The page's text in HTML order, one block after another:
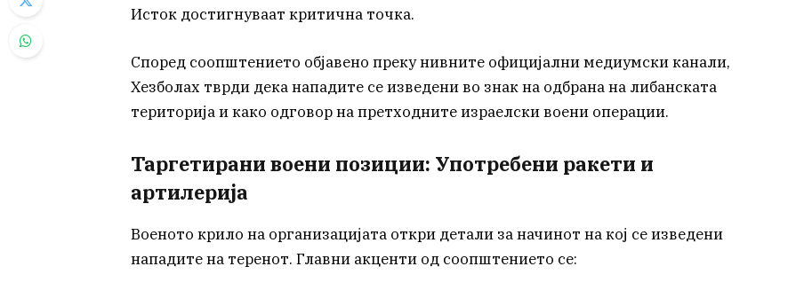
Исток достигнуваат критична точка.
Според соопштението објавено преку нивните официјални медиумски канали,
Хезболах тврди дека нападите се изведени во знак на одбрана на либанската
територија и како одговор на претходните израелски воени операции.
Таргетирани воени позиции: Употребени ракети и
артилерија
Военото крило на организацијата откри детали за начинот на кој се изведени
нападите на теренот. Главни акценти од соопштението се: